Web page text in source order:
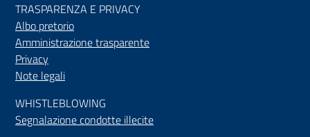
TRASPARENZA E PRIVACY
Albo pretorio
Amministrazione trasparente
Privacy
Note legali
WHISTLEBLOWING
Segnalazione condotte illecite